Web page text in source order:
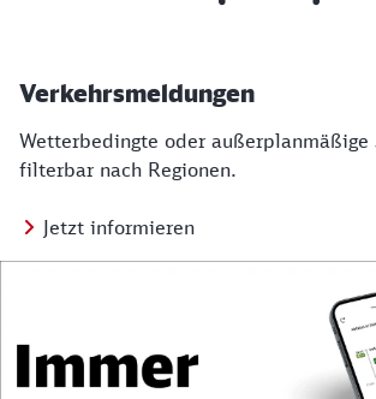
Verkehrsmeldungen
Wetterbedingte oder außerplanmäßige
filterbar nach Regionen.
Jetzt informieren